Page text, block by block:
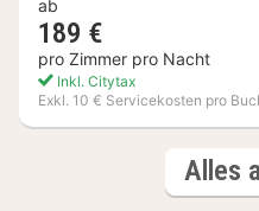
ab
189 €
pro Zimmer pro Nacht
Inkl. Citytax
Exkl. 10 € Servicekosten pro
Alles